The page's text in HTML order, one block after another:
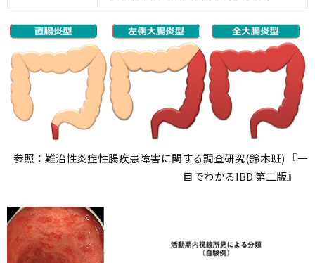
参照：難治性炎症性腸疾患障害に関する調査研究(鈴木班) 『一
目でわかるIBD 第二版』